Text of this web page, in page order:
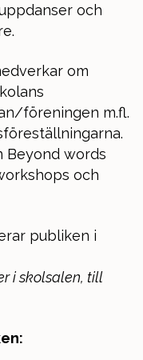
och
om
föreningen m.fl.
Beyond words
och
publiken i
i skolsalen, till